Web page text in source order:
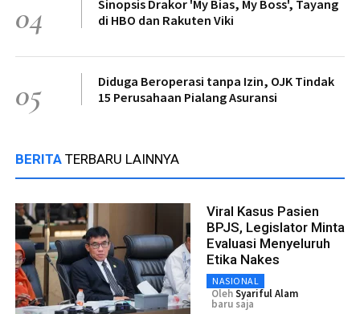
04
Sinopsis Drakor 'My Bias, My Boss', Tayang
di HBO dan Rakuten Viki
05
Diduga Beroperasi tanpa Izin, OJK Tindak
15 Perusahaan Pialang Asuransi
BERITA TERBARU LAINNYA
Viral Kasus Pasien
BPJS, Legislator Minta
Evaluasi Menyeluruh
Etika Nakes
NASIONAL
OlehSyariful Alam
baru saja